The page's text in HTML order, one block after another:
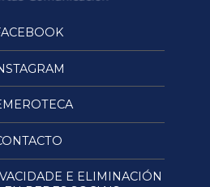
E ELIMINACIÓN